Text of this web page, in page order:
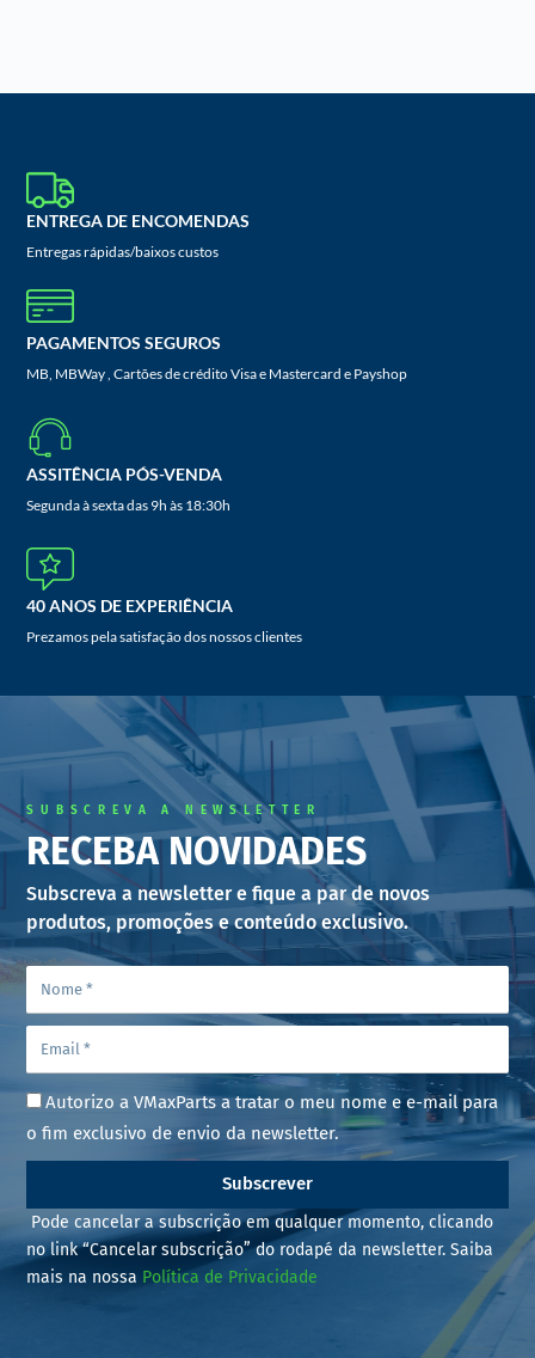
ENTREGA DE ENCOMENDAS
Entregas rápidas/baixos custos
PAGAMENTOS SEGUROS
MB, MBWay , Cartões de crédito Visa e Mastercard e Payshop
ASSITÊNCIA PÓS-VENDA
Segunda à sexta das 9h às 18:30h
40 ANOS DE EXPERIÊNCIA
Prezamos pela satisfação dos nossos clientes
SUBSCREVA A NEWSLETTER
RECEBA NOVIDADES
Subscreva a newsletter e fique a par de novos
produtos, promoções e conteúdo exclusivo.
Autorizo a VMaxParts a tratar o meu nome e e-mail para
o fim exclusivo de envio da newsletter.
Subscrever
Pode cancelar a subscrição em qualquer momento, clicando
no link “Cancelar subscrição” do rodapé da newsletter. Saiba
mais na nossa Política de Privacidade